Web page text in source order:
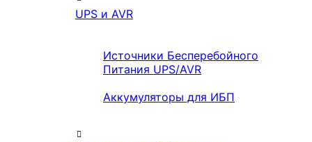
UPS и AVR
Источники Бесперебойного
Питания UPS/AVR
Аккумуляторы для ИБП